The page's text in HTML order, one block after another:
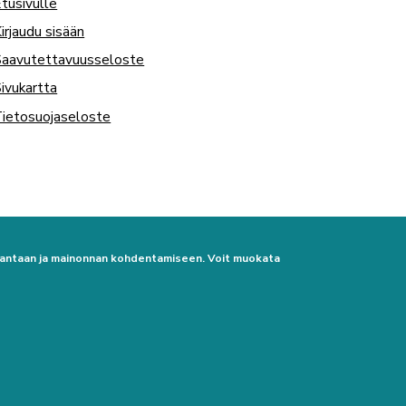
sisään
ja mainonnan kohdentamiseen. Voit muokata